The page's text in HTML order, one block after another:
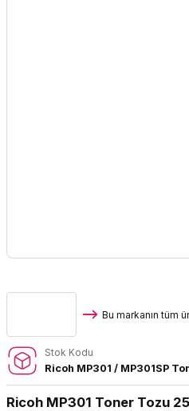
Bu markanın tüm
Stok Kodu
Ricoh MP301 / MP301SP
Ricoh MP301 Toner Tozu